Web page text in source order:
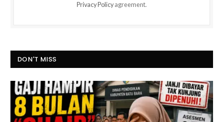
Privacy Policy agreement.
DON'T MISS